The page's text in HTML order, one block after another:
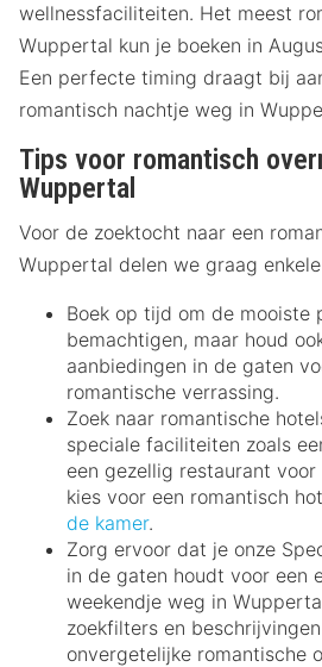
wellnessfaciliteiten. Het meest
Wuppertal kun je boeken in
Een perfecte timing draagt bij
romantisch nachtje weg in
Tips voor romantisch
Wuppertal
Voor de zoektocht naar een
Wuppertal delen we graag
Boek op tijd om de mooiste
bemachtigen, maar houd
aanbiedingen in de gaten
romantische verrassing.
Zoek naar romantische
speciale faciliteiten zoals
een gezellig restaurant
kies voor een romantisch
de kamer.
Zorg ervoor dat je onze
in de gaten houdt voor een
weekendje weg in
zoekfilters en
onvergetelijke romantische